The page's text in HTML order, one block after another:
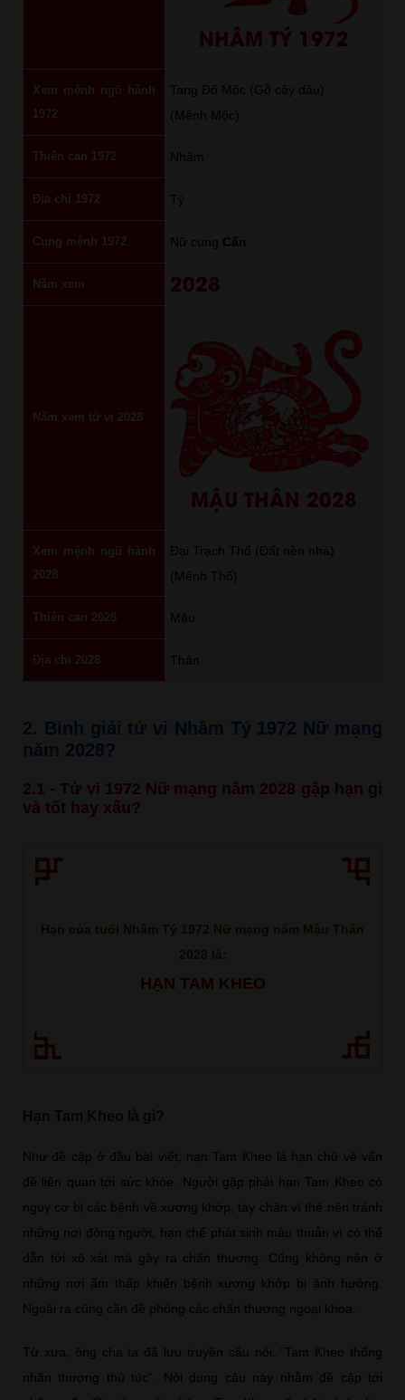
NHÂM TÝ 1972
Xem mệnh ngũ hành
1972
Tang Đố Mộc (Gỗ cây dâu)
(Mệnh Mộc)
Thiên can 1972 Nhâm
Địa chi 1972 Tý
Cung mệnh 1972 Nữ cung Cấn
Năm xem 2028
Năm xem tử vi 2028
MẬU THÂN 2028
Xem mệnh ngũ hành
2028
Đại Trạch Thổ (Đất nền nhà)
(Mệnh Thổ)
Thiên can 2028 Mậu
Địa chi 2028 Thân
2. Bình giải tử vi Nhâm Tý 1972 Nữ mạng
năm 2028?
2.1 - Tử vi 1972 Nữ mạng năm 2028 gặp hạn gì
và tốt hay xấu?
HẠN TAM KHEO
Như đề cập ở đầu bài viết, nạn Tam Kheo là hạn chủ về vấn
đề liên quan tới sức khỏe. Người gặp phải hạn Tam Kheo có
nguy cơ bị các bệnh về xương khớp, tay chân vì thế nên tránh
những nơi đông người, hạn chế phát sinh mâu thuẫn vì có thể
dẫn tới xô xát mà gây ra chấn thương. Cũng không nên ở
những nơi ẩm thấp khiến bệnh xương khớp bị ảnh hưởng.
Ngoài ra cũng cần đề phòng các chấn thương ngoại khoa.
Từ xưa, ông cha ta đã lưu truyền câu nói: “Tam Kheo thống
nhãn thương thủ túc”. Nội dung câu này nhằm đề cập tới